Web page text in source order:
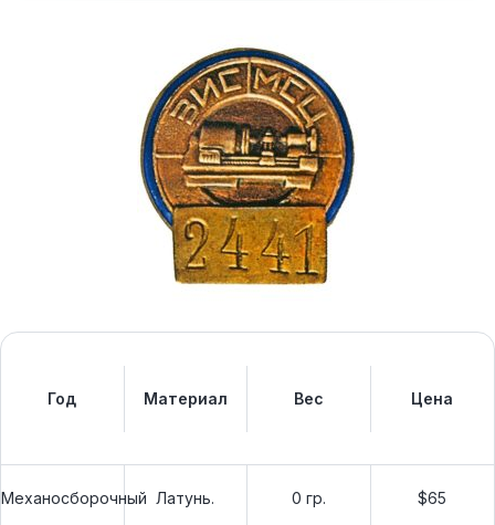
Год Материал Вес Цена
Механосборочный Латунь. 0 гр. $65